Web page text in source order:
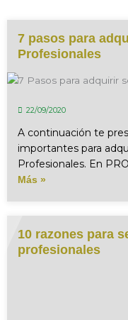
7 pasos para
Profesionales
22/09/2020
A continuación te
importantes para
Profesionales. En
Más »
10 razones para
profesionales